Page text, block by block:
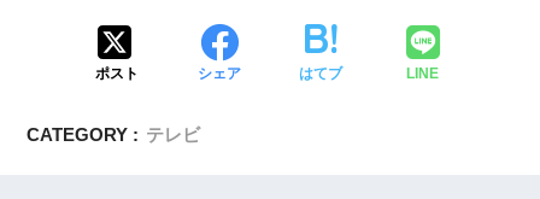
ポスト シェア はてブ LINE
CATEGORY : テレビ